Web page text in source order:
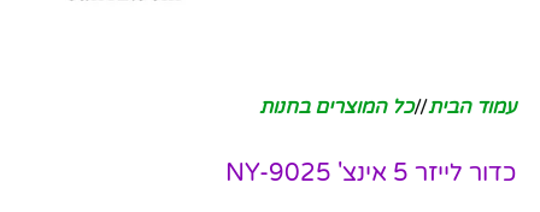
עמוד הבית/ כל המוצרים בחנות
כדור לייזר 5 אינצ' NY-9025